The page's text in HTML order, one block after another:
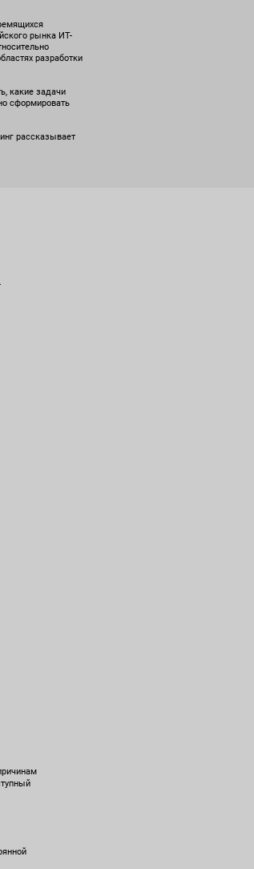
рынка ИТ-
разработки
какие задачи
сформировать
рассказывает